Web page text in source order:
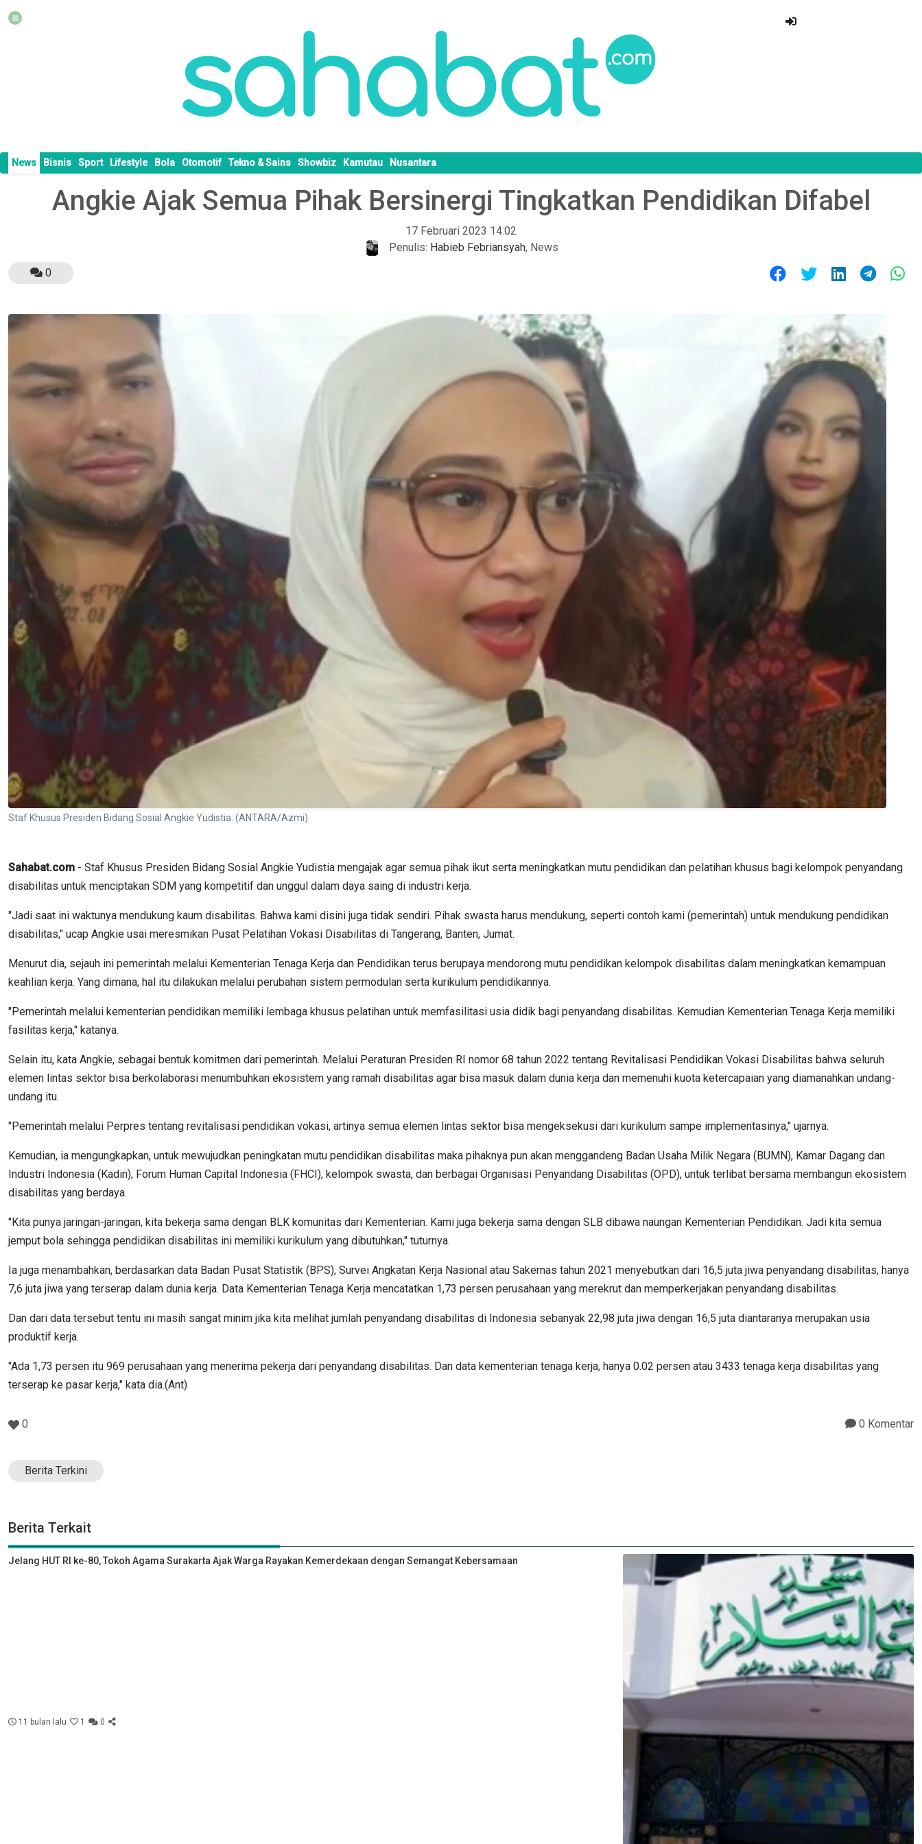
News Bisnis Sport Lifestyle Bola Otomotif Tekno & Sains Showbiz Kamutau Nusantara
Angkie Ajak Semua Pihak Bersinergi Tingkatkan Pendidikan Difabel
17 Februari 2023 14:02
Penulis: Habieb Febriansyah, News
0
Staf Khusus Presiden Bidang Sosial Angkie Yudistia. (ANTARA/Azmi)
Sahabat.com - Staf Khusus Presiden Bidang Sosial Angkie Yudistia mengajak agar semua pihak ikut serta meningkatkan mutu pendidikan dan pelatihan khusus bagi kelompok penyandang
disabilitas untuk menciptakan SDM yang kompetitif dan unggul dalam daya saing di industri kerja.
"Jadi saat ini waktunya mendukung kaum disabilitas. Bahwa kami disini juga tidak sendiri. Pihak swasta harus mendukung, seperti contoh kami (pemerintah) untuk mendukung pendidikan
disabilitas," ucap Angkie usai meresmikan Pusat Pelatihan Vokasi Disabilitas di Tangerang, Banten, Jumat.
Menurut dia, sejauh ini pemerintah melalui Kementerian Tenaga Kerja dan Pendidikan terus berupaya mendorong mutu pendidikan kelompok disabilitas dalam meningkatkan kemampuan
keahlian kerja. Yang dimana, hal itu dilakukan melalui perubahan sistem permodulan serta kurikulum pendidikannya.
"Pemerintah melalui kementerian pendidikan memiliki lembaga khusus pelatihan untuk memfasilitasi usia didik bagi penyandang disabilitas. Kemudian Kementerian Tenaga Kerja memiliki
fasilitas kerja," katanya.
Selain itu, kata Angkie, sebagai bentuk komitmen dari pemerintah. Melalui Peraturan Presiden RI nomor 68 tahun 2022 tentang Revitalisasi Pendidikan Vokasi Disabilitas bahwa seluruh
elemen lintas sektor bisa berkolaborasi menumbuhkan ekosistem yang ramah disabilitas agar bisa masuk dalam dunia kerja dan memenuhi kuota ketercapaian yang diamanahkan undang-
undang itu.
"Pemerintah melalui Perpres tentang revitalisasi pendidikan vokasi, artinya semua elemen lintas sektor bisa mengeksekusi dari kurikulum sampe implementasinya," ujarnya.
Kemudian, ia mengungkapkan, untuk mewujudkan peningkatan mutu pendidikan disabilitas maka pihaknya pun akan menggandeng Badan Usaha Milik Negara (BUMN), Kamar Dagang dan
Industri Indonesia (Kadin), Forum Human Capital Indonesia (FHCI), kelompok swasta, dan berbagai Organisasi Penyandang Disabilitas (OPD), untuk terlibat bersama membangun ekosistem
disabilitas yang berdaya.
"Kita punya jaringan-jaringan, kita bekerja sama dengan BLK komunitas dari Kementerian. Kami juga bekerja sama dengan SLB dibawa naungan Kementerian Pendidikan. Jadi kita semua
jemput bola sehingga pendidikan disabilitas ini memiliki kurikulum yang dibutuhkan," tuturnya.
Ia juga menambahkan, berdasarkan data Badan Pusat Statistik (BPS), Survei Angkatan Kerja Nasional atau Sakernas tahun 2021 menyebutkan dari 16,5 juta jiwa penyandang disabilitas, hanya
7,6 juta jiwa yang terserap dalam dunia kerja. Data Kementerian Tenaga Kerja mencatatkan 1,73 persen perusahaan yang merekrut dan memperkerjakan penyandang disabilitas.
Dan dari data tersebut tentu ini masih sangat minim jika kita melihat jumlah penyandang disabilitas di Indonesia sebanyak 22,98 juta jiwa dengan 16,5 juta diantaranya merupakan usia
produktif kerja.
"Ada 1,73 persen itu 969 perusahaan yang menerima pekerja dari penyandang disabilitas. Dan data kementerian tenaga kerja, hanya 0.02 persen atau 3433 tenaga kerja disabilitas yang
terserap ke pasar kerja," kata dia.(Ant)
0 0 Komentar
Berita Terkini
Berita Terkait
Jelang HUT RI ke-80, Tokoh Agama Surakarta Ajak Warga Rayakan Kemerdekaan dengan Semangat Kebersamaan
11 bulan lalu 1 0